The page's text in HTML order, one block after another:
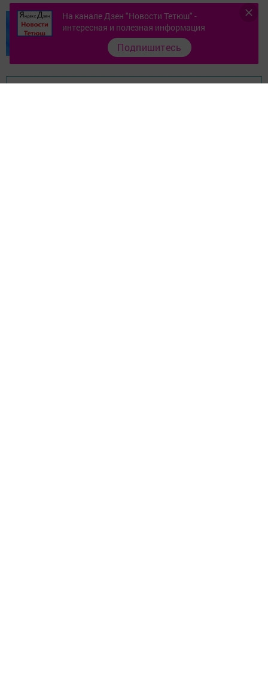
На канале Дзен "Новости Тетюш" -
интересная и полезная информация
Подпишитесь